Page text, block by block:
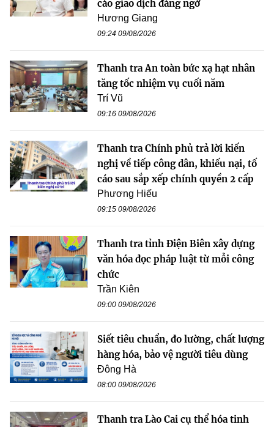
cáo giao dịch đáng ngờ
Hương Giang
09:24 09/08/2026
Thanh tra An toàn bức xạ hạt nhân
tăng tốc nhiệm vụ cuối năm
Trí Vũ
09:16 09/08/2026
Thanh tra Chính phủ trả lời kiến
nghị về tiếp công dân, khiếu nại, tố
cáo sau sắp xếp chính quyền 2 cấp
Phương Hiếu
09:15 09/08/2026
Thanh tra tỉnh Điện Biên xây dựng
văn hóa đọc pháp luật từ mỗi công
chức
Trần Kiên
09:00 09/08/2026
Siết tiêu chuẩn, đo lường, chất lượng
hàng hóa, bảo vệ người tiêu dùng
Đông Hà
08:00 09/08/2026
Thanh tra Lào Cai cụ thể hóa tinh